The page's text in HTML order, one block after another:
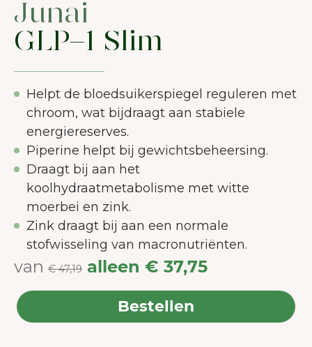
Junai
GLP-1 Slim
Helpt de bloedsuikerspiegel reguleren met
chroom, wat bijdraagt aan stabiele
energiereserves.
Piperine helpt bij gewichtsbeheersing.
Draagt bij aan het
koolhydraatmetabolisme met witte
moerbei en zink.
Zink draagt bij aan een normale
stofwisseling van macronutriënten.
van € 47,19 alleen € 37,75
Bestellen